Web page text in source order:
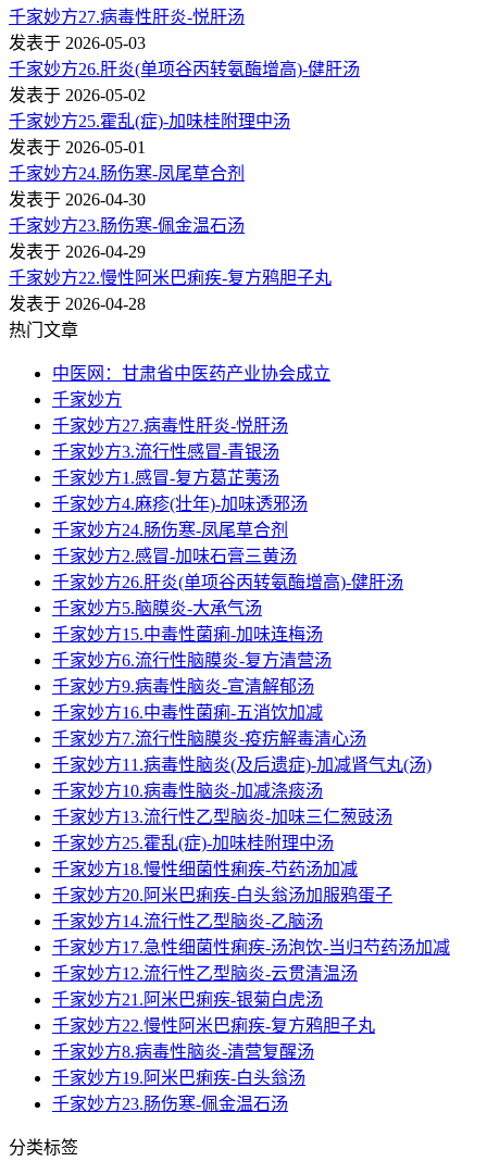
千家妙方27.病毒性肝炎-悦肝汤
发表于 2026-05-03
千家妙方26.肝炎(单项谷丙转氨酶增高)-健肝汤
发表于 2026-05-02
千家妙方25.霍乱(症)-加味桂附理中汤
发表于 2026-05-01
千家妙方24.肠伤寒-凤尾草合剂
发表于 2026-04-30
千家妙方23.肠伤寒-佩金温石汤
发表于 2026-04-29
千家妙方22.慢性阿米巴痢疾-复方鸦胆子丸
发表于 2026-04-28
热门文章
中医网：甘肃省中医药产业协会成立
千家妙方
千家妙方27.病毒性肝炎-悦肝汤
千家妙方3.流行性感冒-青银汤
千家妙方1.感冒-复方葛芷荑汤
千家妙方4.麻疹(壮年)-加味透邪汤
千家妙方24.肠伤寒-凤尾草合剂
千家妙方2.感冒-加味石膏三黄汤
千家妙方26.肝炎(单项谷丙转氨酶增高)-健肝汤
千家妙方5.脑膜炎-大承气汤
千家妙方15.中毒性菌痢-加味连梅汤
千家妙方6.流行性脑膜炎-复方清营汤
千家妙方9.病毒性脑炎-宣清解郁汤
千家妙方16.中毒性菌痢-五消饮加减
千家妙方7.流行性脑膜炎-疫疠解毒清心汤
千家妙方11.病毒性脑炎(及后遗症)-加减肾气丸(汤)
千家妙方10.病毒性脑炎-加减涤痰汤
千家妙方13.流行性乙型脑炎-加味三仁葱豉汤
千家妙方25.霍乱(症)-加味桂附理中汤
千家妙方18.慢性细菌性痢疾-芍药汤加减
千家妙方20.阿米巴痢疾-白头翁汤加服鸦蛋子
千家妙方14.流行性乙型脑炎-乙脑汤
千家妙方17.急性细菌性痢疾-汤泡饮-当归芍药汤加减
千家妙方12.流行性乙型脑炎-云贯清温汤
千家妙方21.阿米巴痢疾-银菊白虎汤
千家妙方22.慢性阿米巴痢疾-复方鸦胆子丸
千家妙方8.病毒性脑炎-清营复醒汤
千家妙方19.阿米巴痢疾-白头翁汤
千家妙方23.肠伤寒-佩金温石汤
分类标签